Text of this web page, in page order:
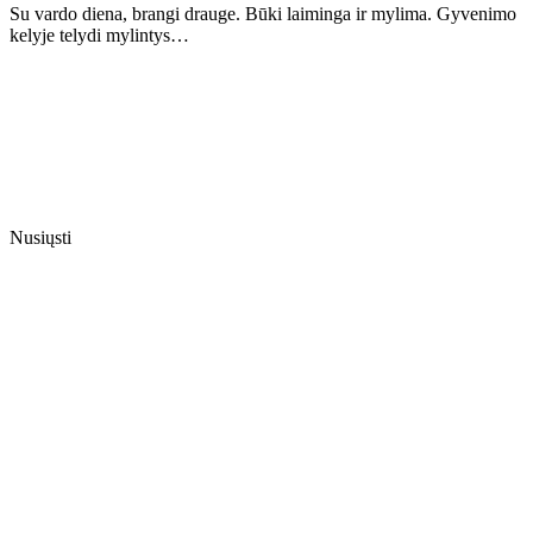
Su vardo diena, brangi drauge. Būki laiminga ir mylima. Gyvenimo
kelyje telydi mylintys…
Nusiųsti